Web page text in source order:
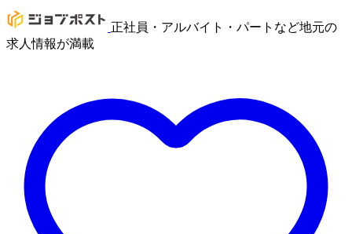
正社員・アルバイト・パートなど地元の
求人情報が満載